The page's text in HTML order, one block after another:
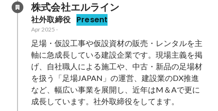
株式会社エルライン
社外取締役 Present
Apr 2025 -
足場・仮設工事や仮設資材の販売・レンタルを主
軸に急成長している建設企業です。現場主義を掲
げ、自社職人による施工や、中古・新品の足場材
を扱う「足場JAPAN」の運営、建設業のDX推進
など、幅広い事業を展開し、近年はM＆Aで更に
成長しています。社外取締役をしてます。